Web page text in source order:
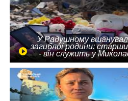
У Радушному
загиблої родини:
- він служить у